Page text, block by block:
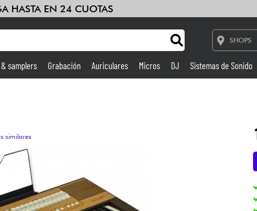
HASTA EN 24 CUOTAS
SHOPS
Niños
samplers Grabación Auriculares Micros DJ Sistemas de Sonido
similares